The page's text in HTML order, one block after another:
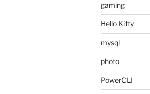
gaming
Hello Kitty
mysql
photo
PowerCLI